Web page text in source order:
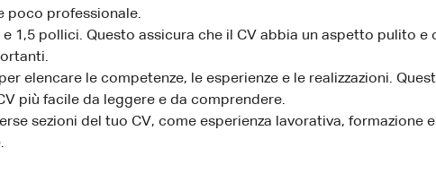
poco professionale.
1,5 pollici. Questo assicura che il CV abbia un aspetto pulito e
elencare le competenze, le esperienze e le realizzazioni.
più facile da leggere e da comprendere.
sezioni del tuo CV, come esperienza lavorativa, formazione